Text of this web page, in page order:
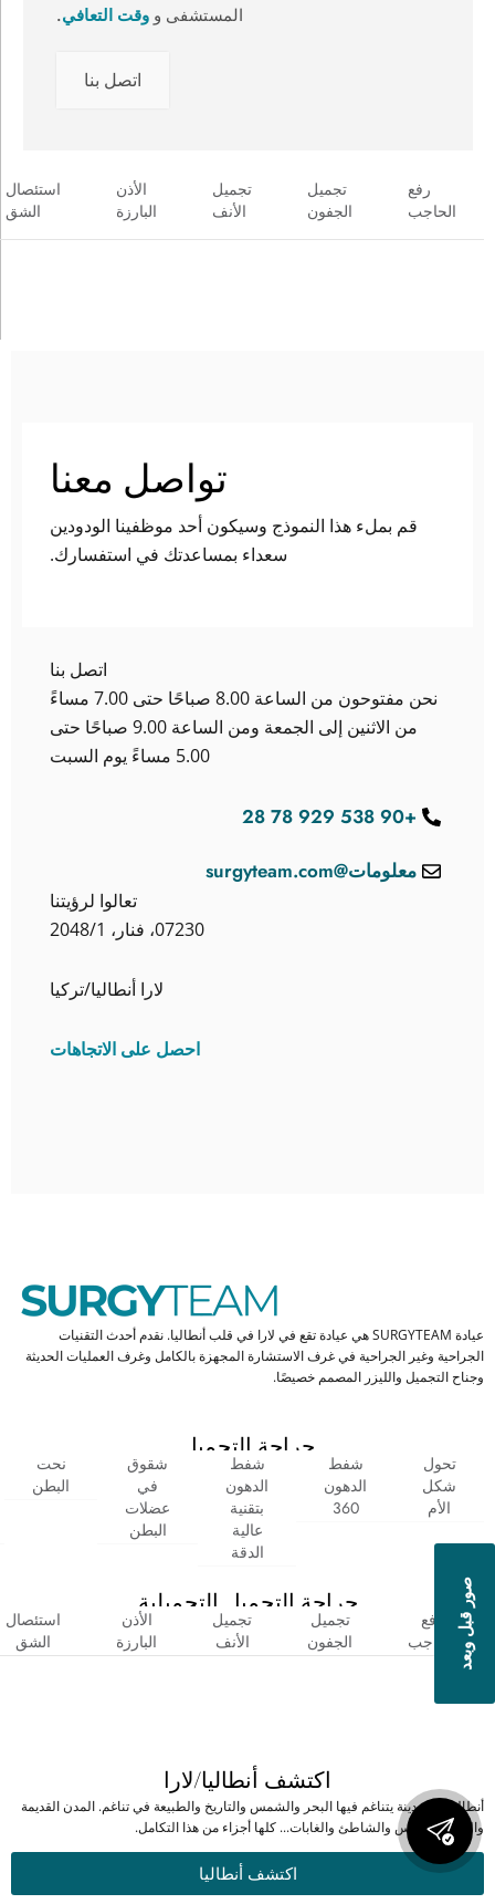
المستشفى و وقت التعافي.
اتصل بنا
رفع
الحاجب
تجميل
الجفون
تجميل
الأنف
الأذن
البارزة
استئصال
الشق
تواصل معنا
قم بملء هذا النموذج وسيكون أحد موظفينا الودودين
سعداء بمساعدتك في استفسارك.
اتصل بنا
نحن مفتوحون من الساعة 8.00 صباحًا حتى 7.00 مساءً
من الاثنين إلى الجمعة ومن الساعة 9.00 صباحًا حتى
5.00 مساءً يوم السبت
+90 538 929 78 28
معلومات@surgyteam.com
تعالوا لرؤيتنا
07230، فنار، 2048/1
لارا أنطاليا/تركيا
احصل على الاتجاهات
عيادة SURGYTEAM هي عيادة تقع في لارا في قلب أنطاليا. نقدم أحدث التقنيات
الجراحية وغير الجراحية في غرف الاستشارة المجهزة بالكامل وغرف العمليات الحديثة
وجناح التجميل والليزر المصمم خصيصًا.
جراحة التجميل
تحول
شكل
الأم
شفط
الدهون
360
شفط
الدهون
بتقنية
عالية
الدقة
شقوق
في
عضلات
البطن
نحت
البطن
جراحة التجميل التجميلية
رفع
الحاجب
تجميل
الجفون
تجميل
الأنف
الأذن
البارزة
استئصال
الشق
اكتشف أنطاليا/لارا
أنطاليا هي مدينة يتناغم فيها البحر والشمس والتاريخ والطبيعة في تناغم. المدن القديمة
والبحر والشمس والشاطئ والغابات... كلها أجزاء من هذا التكامل.
اكتشف أنطاليا
صور قبل وبعد